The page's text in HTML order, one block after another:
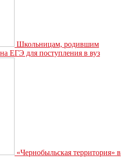
Школьницам, родившим
ЕГЭ для поступления в вуз
«Чернобыльская территория» в